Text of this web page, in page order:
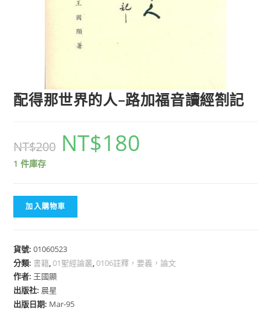
配得那世界的人–路加福音讀經劄記
NT$200 NT$180
1 件庫存
加入購物車
貨號:01060523
分類: 書籍,01聖經論叢,0106註釋，要義，論文
作者: 王國顯
出版社: 晨星
出版日期: Mar-95